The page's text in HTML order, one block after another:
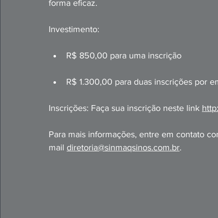
forma eficaz.
Investimento:
R$ 850,00 para uma inscrição
R$ 1.300,00 para duas inscrições por
Inscrições: Faça sua inscrição neste link
Para mais informações, entre em contato
mail diretoria@sinmaqsinos.com.br.